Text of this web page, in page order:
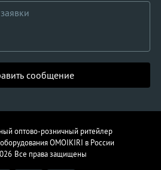
сообщение
оптово-розничный ритейлер
оборудованияOMOIKIRI в России
Все права защищены